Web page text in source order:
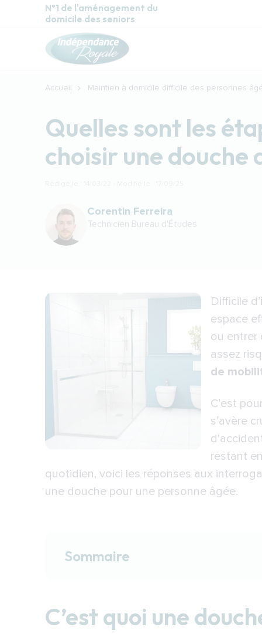
Aller au contenu principal
N°1 de l'aménagement du
domicile des seniors
Accueil Maintien à domicile difficile des personnes
Quelles sont les
choisir une douche
Corentin Ferreira
Technicien Bureau d'Études
Difficile
espace
ou entrer
assez
de
C’est
s’avère
restant
quotidien, voici les réponses aux
une douche pour une personne âgée.
Sommaire
Pourquoi est-ce un bon choix ?
Comment aménager sa douche
C’est quoi une